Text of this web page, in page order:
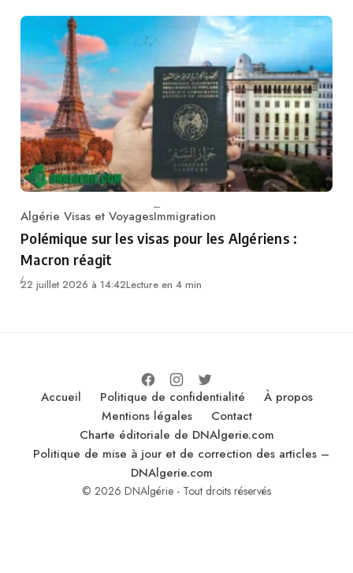
Category
Algérie Visas et VoyagesImmigration
Polémique sur les visas pour les Algériens :
Macron réagit
22 juillet 2026 à 14:42Lecture en 4 min
Accueil Politique de confidentialité
À propos
Mentions légales
Contact
Charte éditoriale de DNAlgerie.com
Politique de mise à jour et de correction des articles –
DNAlgerie.com
© 2026 DNAlgérie - Tout droits réservés